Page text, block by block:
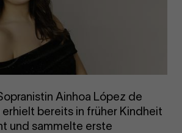
Ainhoa López de
erhielt bereits in früher Kindheit
und sammelte erste